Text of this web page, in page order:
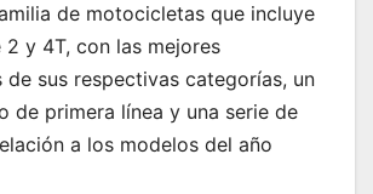
de motocicletas que incluye
2 y 4T, con las mejores
de sus respectivas categorías, un
de primera línea y una serie de
a los modelos del año